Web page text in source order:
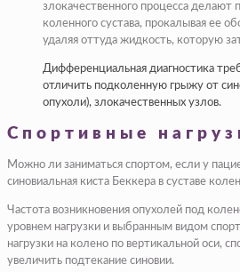
злокачественного процесса делают
коленного сустава, прокалывая ее
удаляя оттуда жидкость, которую
Дифференциальная диагностика
отличить подколенную грыжу от
опухоли), злокачественных узлов.
Спортивные
Можно ли заниматься спортом, если у
синовиальная киста Беккера в суставе
Частота возникновения опухолей под
уровнем нагрузки и выбранным видом
нагрузки на колено по вертикальной оси,
увеличить подтекание синовии.